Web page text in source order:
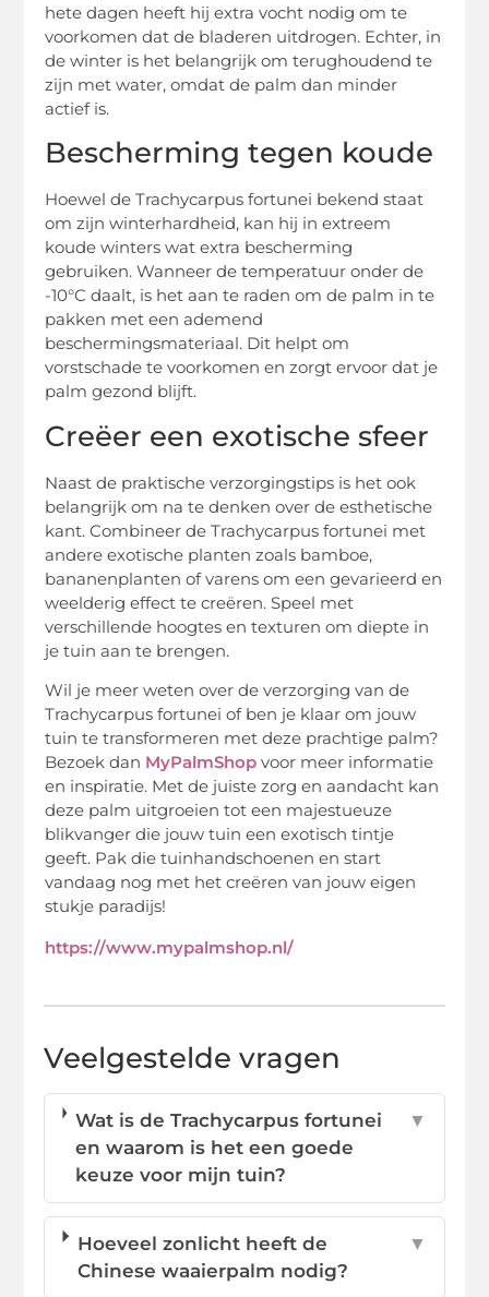
hete dagen heeft hij extra vocht nodig om te
voorkomen dat de bladeren uitdrogen. Echter, in
de winter is het belangrijk om terughoudend te
zijn met water, omdat de palm dan minder
actief is.
Bescherming tegen koude
Hoewel de Trachycarpus fortunei bekend staat
om zijn winterhardheid, kan hij in extreem
koude winters wat extra bescherming
gebruiken. Wanneer de temperatuur onder de
-10°C daalt, is het aan te raden om de palm in te
pakken met een ademend
beschermingsmateriaal. Dit helpt om
vorstschade te voorkomen en zorgt ervoor dat je
palm gezond blijft.
Creëer een exotische sfeer
Naast de praktische verzorgingstips is het ook
belangrijk om na te denken over de esthetische
kant. Combineer de Trachycarpus fortunei met
andere exotische planten zoals bamboe,
bananenplanten of varens om een gevarieerd en
weelderig effect te creëren. Speel met
verschillende hoogtes en texturen om diepte in
je tuin aan te brengen.
Wil je meer weten over de verzorging van de
Trachycarpus fortunei of ben je klaar om jouw
tuin te transformeren met deze prachtige palm?
Bezoek dan MyPalmShop voor meer informatie
en inspiratie. Met de juiste zorg en aandacht kan
deze palm uitgroeien tot een majestueuze
blikvanger die jouw tuin een exotisch tintje
geeft. Pak die tuinhandschoenen en start
vandaag nog met het creëren van jouw eigen
stukje paradijs!
https://www.mypalmshop.nl/
Veelgestelde vragen
Wat is de Trachycarpus fortunei
en waarom is het een goede
keuze voor mijn tuin?
▼
Hoeveel zonlicht heeft de
Chinese waaierpalm nodig?
▼